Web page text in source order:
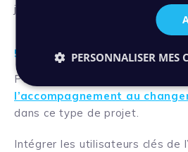
judicieux.
5. Prévoir
Pour garantir la réussite de ce
l’accompagnement au
dans ce type de projet.
Intégrer les utilisateurs clés de
PERSONNALISER MES